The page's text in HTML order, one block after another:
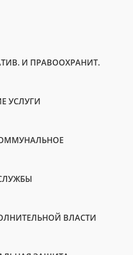
И ПРАВООХРАНИТ.
УСЛУГИ
ВЛАСТИ